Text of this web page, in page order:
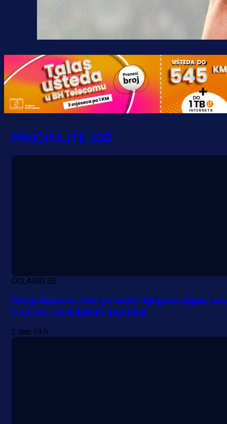
PROČITAJTE JOŠ
OGLASIO SE
Šta je Barbarez htio poručiti? Njegova objava
u veoma zanimljivom trenutku!
2 dan 19 h